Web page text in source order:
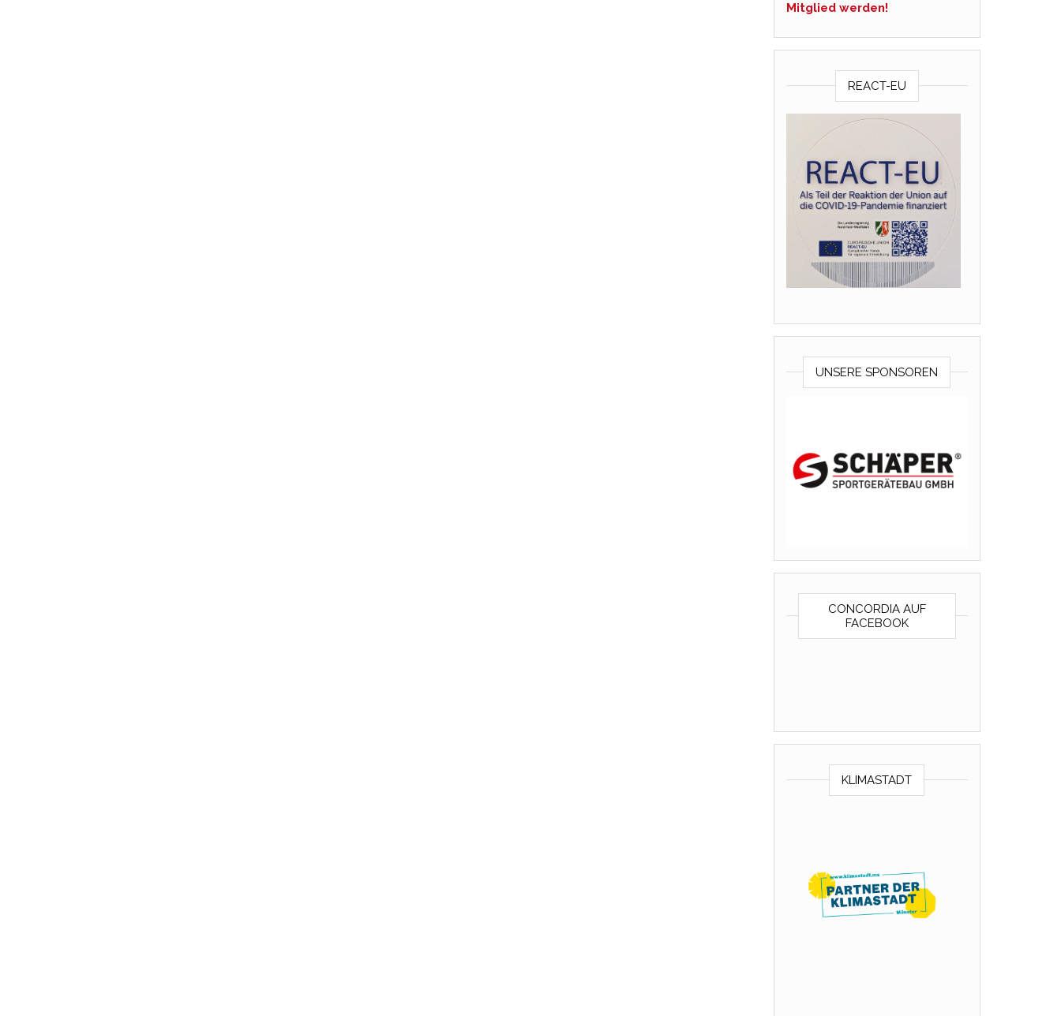
Mitglied werden!
REACT-EU
UNSERE SPONSOREN
CONCORDIA AUF
FACEBOOK
KLIMASTADT